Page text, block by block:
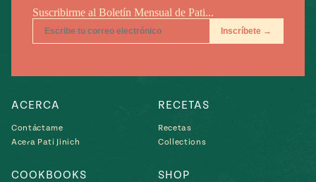
ACERCA
Contáctame
Acera Pati Jinich
RECETAS
Recetas
Collections
COOKBOOKS SHOP